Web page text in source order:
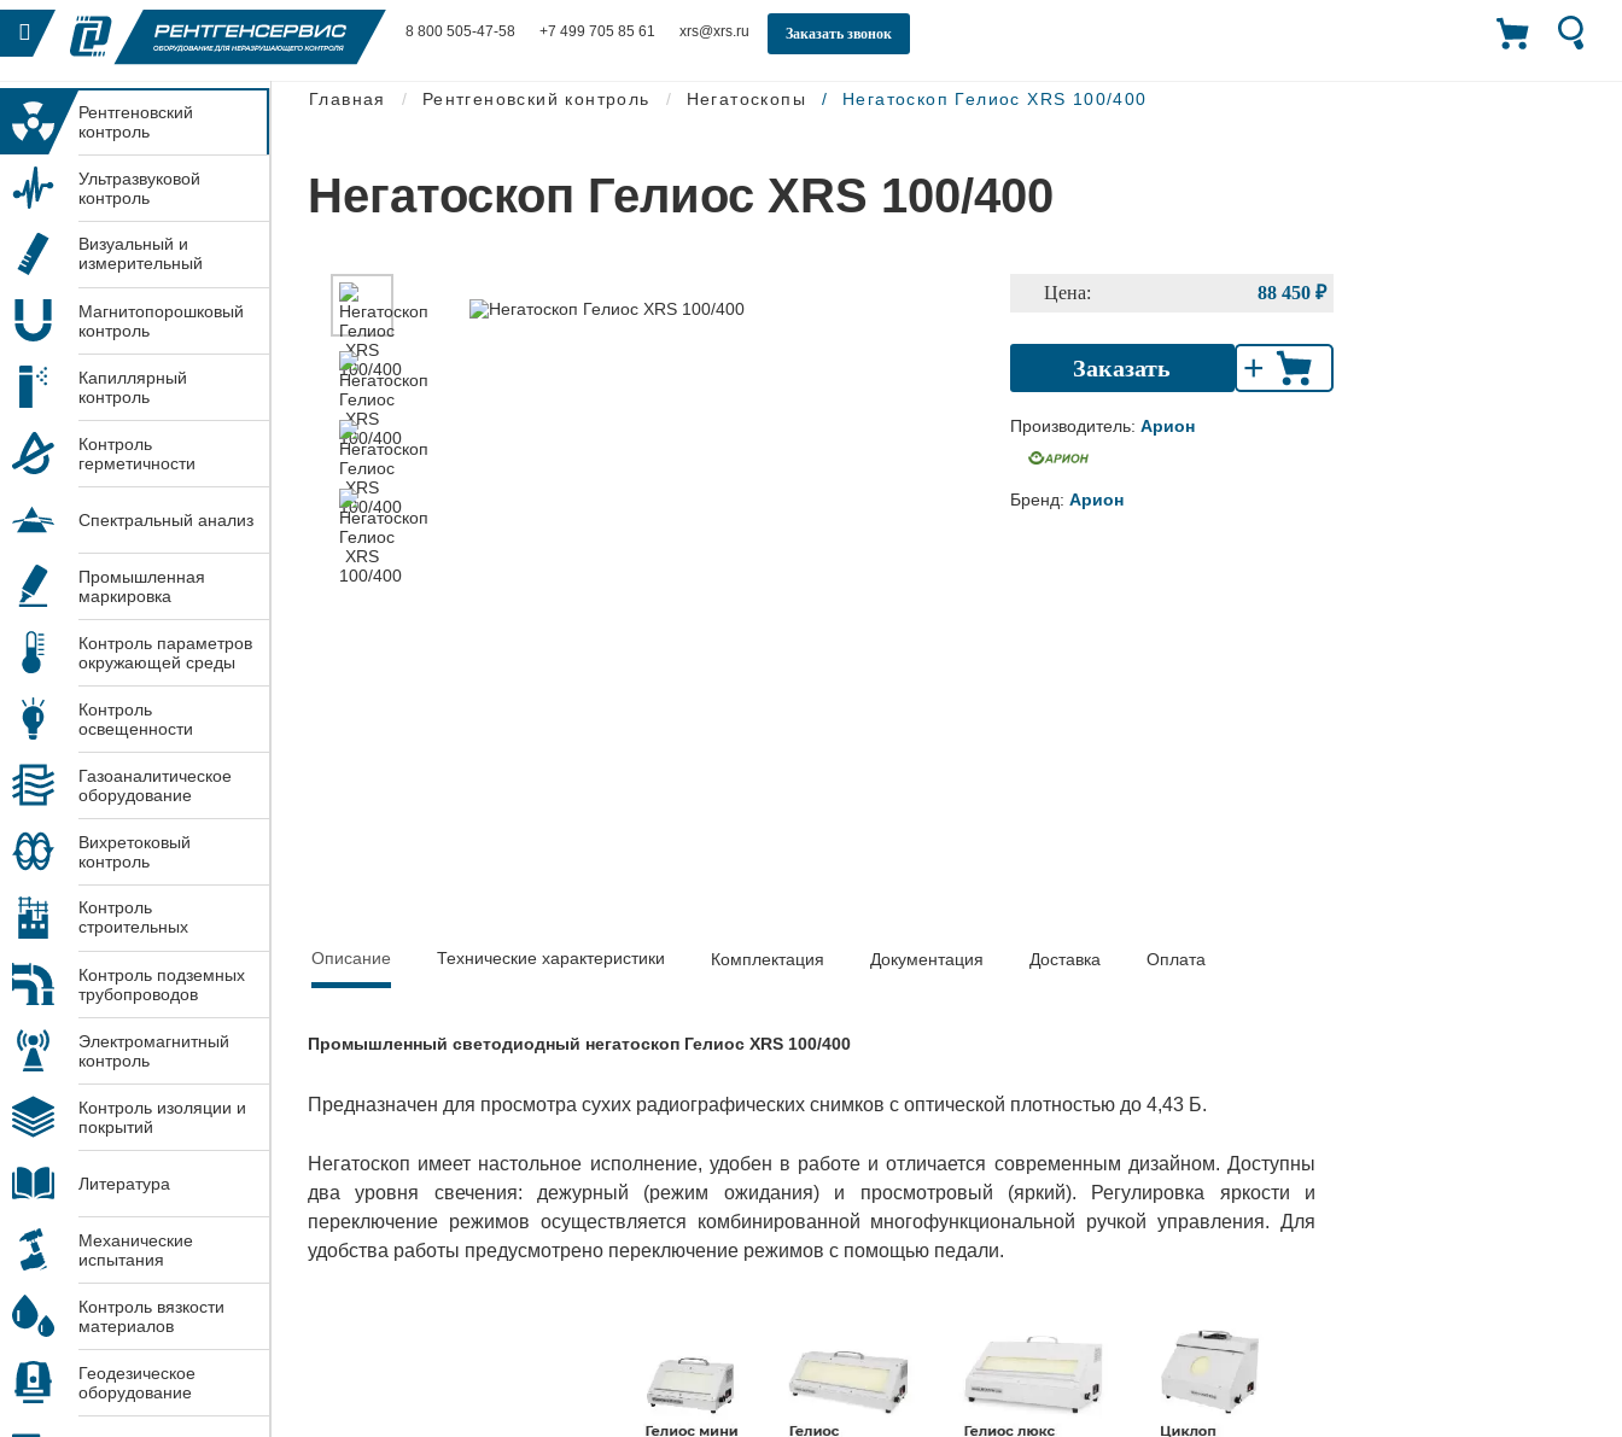
8 800 505-47-58 +7 499 705 85 61 xrs@xrs.ru Заказать звонок
Рентгеновский
контроль
Ультразвуковой
контроль
Визуальный и
измерительный
Магнитопорошковый
контроль
Капиллярный
контроль
Контроль
герметичности
Спектральный анализ
Промышленная
маркировка
Контроль параметров
окружающей среды
Контроль
освещенности
Газоаналитическое
оборудование
Вихретоковый
контроль
Контроль
строительных
Контроль подземных
трубопроводов
Электромагнитный
контроль
Контроль изоляции и
покрытий
Литература
Механические
испытания
Контроль вязкости
материалов
Геодезическое
оборудование
Главная Рентгеновский контроль Негатоскопы Негатоскоп Гелиос XRS 100/400
Негатоскоп Гелиос XRS 100/400
88 450 ₽
Цена:
Заказать +
Производитель: Арион
Бренд: Арион
Описание Технические характеристики Комплектация Документация Доставка Оплата
Промышленный светодиодный негатоскоп Гелиос XRS 100/400
Предназначен для просмотра сухих радиографических снимков с оптической плотностью до 4,43 Б.
Негатоскоп имеет настольное исполнение, удобен в работе и отличается современным дизайном. Доступны
два уровня свечения: дежурный (режим ожидания) и просмотровый (яркий). Регулировка яркости и
переключение режимов осуществляется комбинированной многофункциональной ручкой управления. Для
удобства работы предусмотрено переключение режимов с помощью педали.